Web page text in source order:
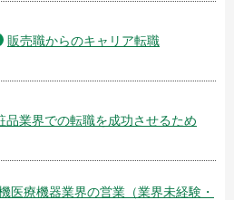
販売職からのキャリア転職
品業界での転職を成功させるため
医療機器業界の営業（業界未経験・